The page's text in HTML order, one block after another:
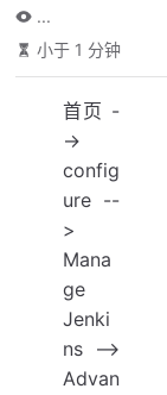
...
小于 1 分钟
首页 -
->
config
ure --
>
Mana
ge
Jenki
ns -->
Advan